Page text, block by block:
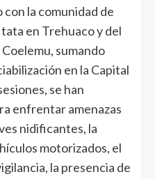
la comunidad de
en Trehuaco y del
sumando
en la Capital
se han
enfrentar amenazas
nidificantes, la
motorizados, el
la presencia de